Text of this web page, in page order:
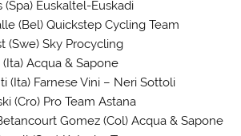
(Spa) Euskaltel-Euskadi
(Bel) Quickstep Cycling Team
(Swe) Sky Procycling
Acqua & Sapone
(Ita) Farnese Vini – Neri Sottoli
(Cro) Pro Team Astana
Gomez (Col) Acqua & Sapone